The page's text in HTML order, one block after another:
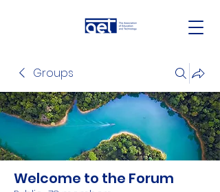
Groups
Welcome to the Forum